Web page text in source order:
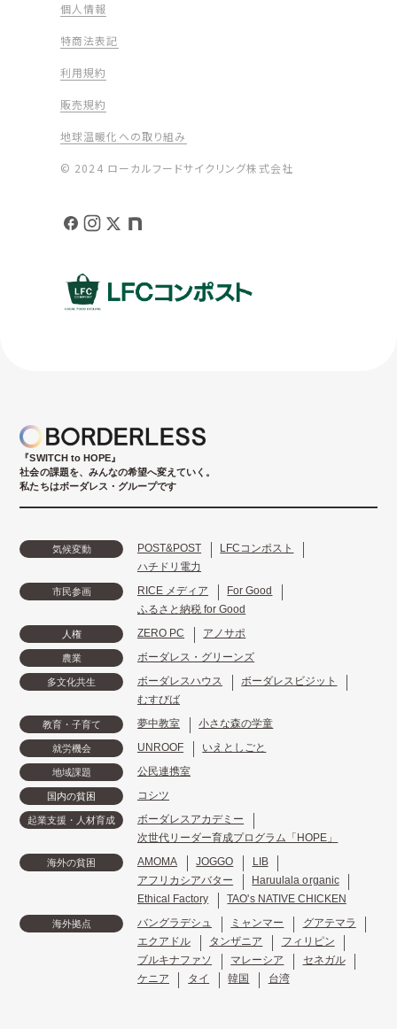
© 2024 ローカルフードサイクリング株式会社
個人情報
特商法表記
利用規約
販売規約
地球温暖化への取り組み
『SWITCH to HOPE』
社会の課題を、みんなの希望へ変えていく。
私たちはボーダレス・グループです
気候変動 POST&POST
LFCコンポスト
ハチドリ電力
市民参画 RICE メディア
For Good
ふるさと納税 for Good
人権 ZERO PC アノサポ
農業 ボーダレス・グリーンズ
多文化共生 ボーダレスハウス
ボーダレスビジット
むすびば
教育・子育て 夢中教室 小さな森の学童
就労機会 UNROOF いえとしごと
地域課題 公民連携室
国内の貧困 コシツ
起業支援・人材育成
ボーダレスアカデミー
次世代リーダー育成プログラム「HOPE」
海外の貧困 AMOMA JOGGO
LIB
アフリカシアバター
Haruulala organic
Ethical Factory
TAO's NATIVE CHICKEN
海外拠点 バングラデシュ ミャンマー
グアテマラ
エクアドル
タンザニア
フィリピン
ブルキナファソ
マレーシア
セネガル
ケニア
タイ 韓国 台湾